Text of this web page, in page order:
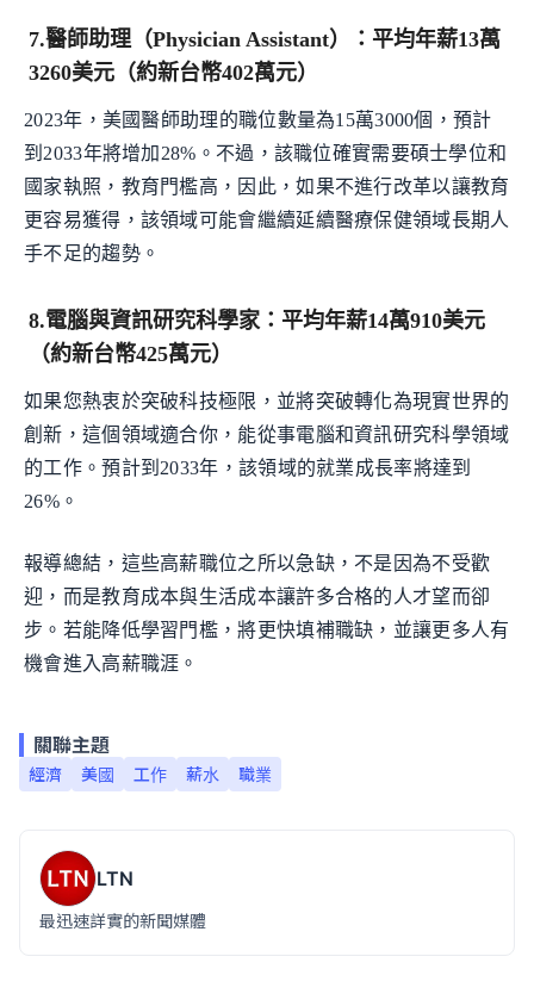
7.醫師助理（Physician Assistant）：平均年薪13萬
3260美元（約新台幣402萬元）
2023年，美國醫師助理的職位數量為15萬3000個，預計
到2033年將增加28%。不過，該職位確實需要碩士學位和
國家執照，教育門檻高，因此，如果不進行改革以讓教育
更容易獲得，該領域可能會繼續延續醫療保健領域長期人
手不足的趨勢。
8.電腦與資訊研究科學家：平均年薪14萬910美元
（約新台幣425萬元）
如果您熱衷於突破科技極限，並將突破轉化為現實世界的
創新，這個領域適合你，能從事電腦和資訊研究科學領域
的工作。預計到2033年，該領域的就業成長率將達到
26%。
報導總結，這些高薪職位之所以急缺，不是因為不受歡
迎，而是教育成本與生活成本讓許多合格的人才望而卻
步。若能降低學習門檻，將更快填補職缺，並讓更多人有
機會進入高薪職涯。
關聯主題
經濟 美國 工作 薪水 職業
LTN
最迅速詳實的新聞媒體